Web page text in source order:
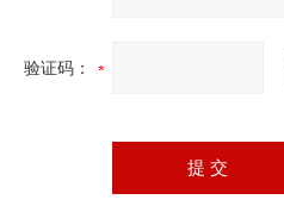
验证码：